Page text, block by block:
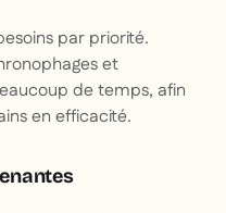
par priorité.
et
de temps, afin
en efficacité.